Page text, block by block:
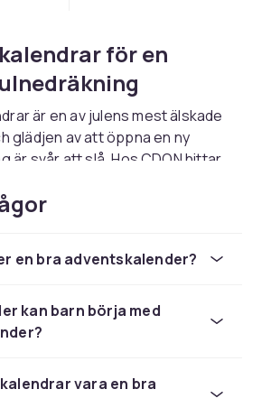
för en
är en av julens mest älskade
glädjen av att öppna en ny
är svår att slå. Hos CDON hittar
enkla chokladkalendrar till mer
fyllda med leksaker,
förhöjer julstämningen och
gärna med andra
för att sätta rätt julstämning i
en bra adventskalender?
kan barn börja med
vara en bra